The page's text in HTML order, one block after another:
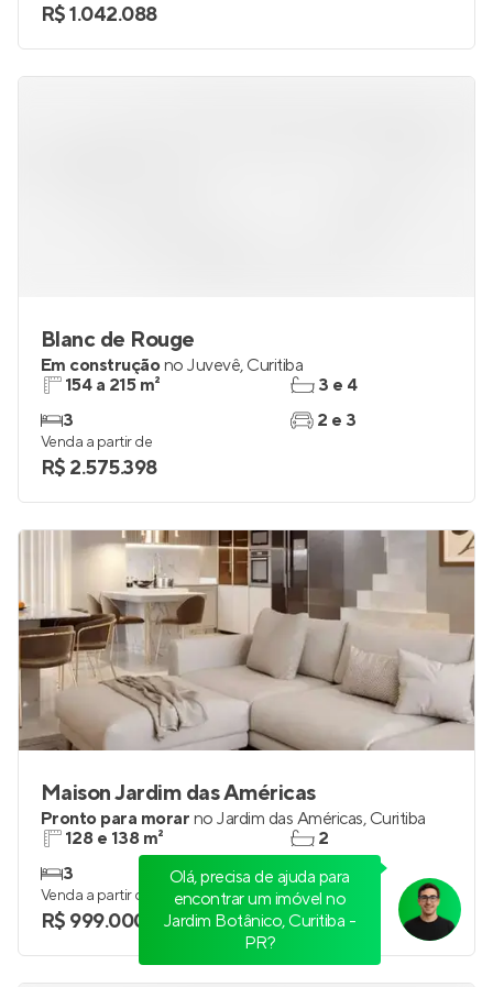
R$ 1.042.088
Blanc de Rouge
Em construçãono Juvevê, Curitiba
154 a 215 m²
3
3 e 4
2 e 3
Venda a partir de
R$ 2.575.398
Maison Jardim das Américas
Pronto para morar no Jardim das Américas, Curitiba
128 e 138 m²
3
2
2
Venda a partir de
R$ 999.000
Olá, precisa de ajuda para
encontrar um imóvel no
Jardim Botânico, Curitiba -
PR?